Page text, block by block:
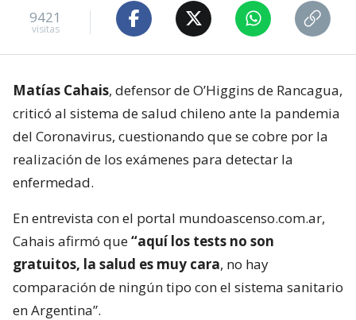
9421
visitas
Matías Cahais, defensor de O’Higgins de Rancagua,
criticó al sistema de salud chileno ante la pandemia
del Coronavirus, cuestionando que se cobre por la
realización de los exámenes para detectar la
enfermedad.
En entrevista con el portal mundoascenso.com.ar,
Cahais afirmó que“aquí los tests no son
gratuitos, la salud es muy cara, no hay
comparación de ningún tipo con el sistema sanitario
en Argentina”.